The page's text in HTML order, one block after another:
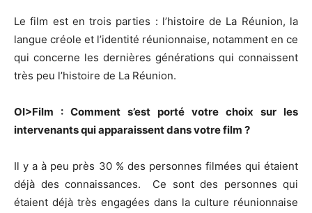
Le film est en trois parties : l’histoire de La Réunion, la
langue créole et l’identité réunionnaise, notamment en ce
qui concerne les dernières générations qui connaissent
très peu l’histoire de La Réunion.
OI>Film : Comment s’est porté votre choix sur les
intervenants qui apparaissent dans votre film ?
Il y a à peu près 30 % des personnes filmées qui étaient
déjà des connaissances. Ce sont des personnes qui
étaient déjà très engagées dans la culture réunionnaise